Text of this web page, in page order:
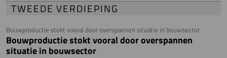
TWEEDE VERDIEPING
Bouwproductie stokt vooral door overspannen situatie in bouwsector
Bouwproductie stokt vooral door overspannen
situatie in bouwsector